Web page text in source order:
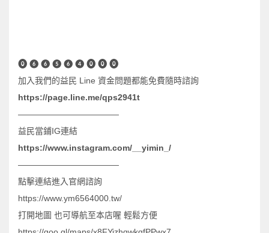
⓿ ❻ ❻ ❺ ❻ ❹ ⓿ ⓿ ⓿
加入我們的益民 Line 資金問題都能免費隨時諮詢
https://page.line.me/qps2941t
————————————
益民當鋪IG連結
https://www.instagram.com/__yimin_/
————————————
點擊連結進入官網諮詢
https://www.ym6564000.tw/
打開地圖 也可導航至本店喔 輕鬆方便